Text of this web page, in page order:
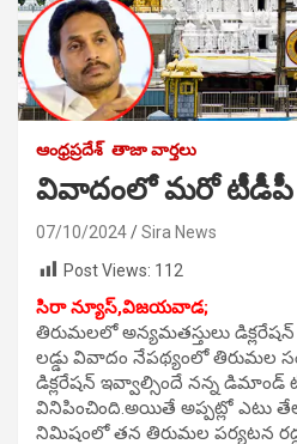
ఆంధ్రప్రదేశ్ తాజా వార్తలు
వివాదంలో మరో టీడీపీ
07/10/2024
Sira News
Post Views: 112
సిరా న్యూస్,విజయవాడ;
తిరుమలలో అన్యమతస్తులు
లడ్డు వివాదం నేపథ్యంలో తిరుమల
డిక్లరేషన్ ఇవ్వాల్సిందే నన్న డిమాండ్
వినిపించింది.అయితే అప్పట్లో ఎటు
నిమిషంలో తన తిరుమల పర్యటన రద్దు